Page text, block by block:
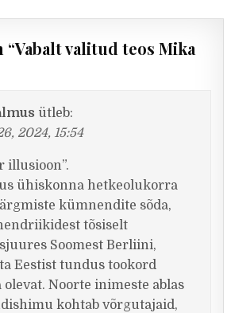
“Vabalt valitud teos Mika
ütleb:
2024, 15:54
illusioon”.
ühiskonna hetkeolukorra
kümnendite sõda,
tõsiselt
Soomest Berliini,
Eestist tundus tookord
Noorte inimeste ablas
kohtab võrgutajaid,